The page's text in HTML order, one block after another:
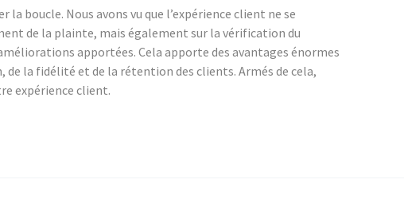
la boucle. Nous avons vu que l’expérience client ne se
de la plainte, mais également sur la vérification du
apportées. Cela apporte des avantages énormes
la fidélité et de la rétention des clients. Armés de cela,
expérience client.